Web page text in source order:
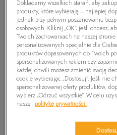
TIMBERLAND
79,99zł
PRODUKT NIEDOSTĘPNY
Wybierz swój rozmiar, a gdy będzie
wiadomość e-mail.
Dokładamy wszelkich starań, aby
produkty, które wybierają – najlepiej
jednak przy pełnym poszanowaniu
osobowych. Kliknij „OK”, jeśli chcesz,
Twoich zachowaniach na naszej
personalizowanych specjalnie dla
produktów dopasowanych do Twoich
spersonalizowanych reklam czy
każdej chwili możesz zmienić swoją
cookie wybierając „Dostosuj”. Jeśli nie
spersonalizowanej oferty produktów,
wybierz „Odrzuć wszystkie”. W celu
naszą
politykę prywatności.